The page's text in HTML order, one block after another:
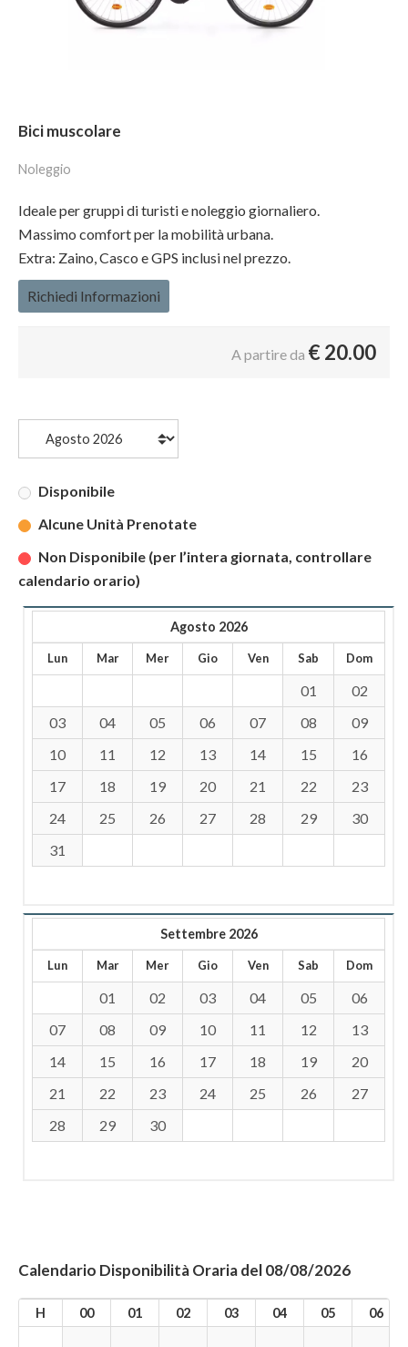
Bici muscolare
Noleggio
Ideale per gruppi di turisti e noleggio giornaliero.
Massimo comfort per la mobilità urbana.
Extra: Zaino, Casco e GPS inclusi nel prezzo.
Richiedi Informazioni
A partire da €20.00
Disponibile
Alcune Unità Prenotate
Non Disponibile (per l’intera giornata, controllare
calendario orario)
Agosto 2026
Lun Mar Mer Gio Ven Sab Dom
01
02
03
04 05 06 07 08
09
10
11 12 13 14 15
16
17
18 19 20 21 22
23
24
25 26 27 28 29
30
31
Settembre 2026
Lun Mar Mer Gio Ven Sab Dom
01 02 03 04 05
06
07
08 09 10 11 12
13
14
15 16 17 18 19
20
21
22 23 24 25 26
27
28
29 30
Calendario Disponibilità Oraria del 08/08/2026
H 00 01 02 03 04 05 06